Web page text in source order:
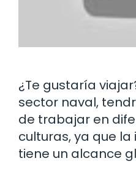
¿Te gustaría
sector naval,
de trabajar en
culturas, ya que
tiene un alcance